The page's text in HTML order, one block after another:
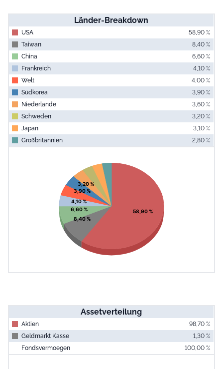
Länder-Breakdown
USA
58,90 %
Taiwan
8,40 %
China
6,60 %
Frankreich
4,10 %
Welt
4,00 %
Südkorea
3,90 %
Niederlande
3,60 %
Schweden
3,20 %
Japan
3,10 %
Großbritannien
2,80 %
Pie chart with 10 slices.
View as data table, Chart
58,90 %
8,40 %
6,60 %
4,10 %
3,90 %
3,20 %
Assetverteilung
Aktien
98,70 %
Geldmarkt Kasse
1,30 %
Fondsvermoegen
100,00 %